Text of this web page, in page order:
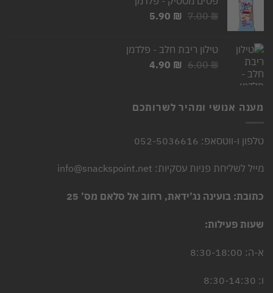
3.00 ₪.
2.50 ₪.
7.00₪
המחיר
7.00 ₪.
5.90 ₪
המחיר
5.90 ₪.
טילון ריבת חלב - פלדמן
6.00₪
המחיר
6.00 ₪.
4.90 ₪
המחיר
4.90 ₪.
מענה אנושי ומהיר לשרותכם
טלפון ו-ווטסאפ: 052-5036616
מייל לשליחת פניות עסקיות: info@snackspoint.net
כתובת: בועינה נג’ידאת, רחוב אל סלאם מס’ 25
שעות פעילות:
א-ה: 8:30-18:00
ו: 8:30-14:30